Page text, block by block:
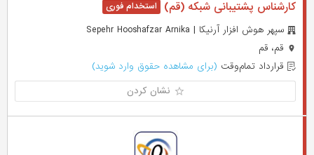
کارشناس پشتیبانی شبکه (قم)
سپهر هوش افزار آرنیکا | Sepehr Hooshafzar Arnika
قم، قم
قرارداد تمام‌وقت (برای مشاهده حقوق وارد شوید)
نشان کردن